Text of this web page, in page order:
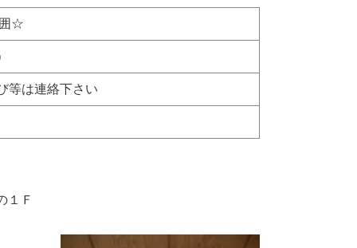
☆
等は連絡下さい
１Ｆ